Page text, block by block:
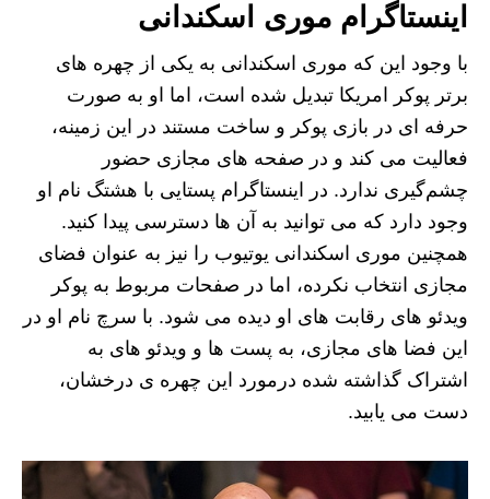
اینستاگرام موری اسکندانی
با وجود این که موری اسکندانی به یکی از چهره های
برتر پوکر امریکا تبدیل شده است، اما او به صورت
حرفه ای در بازی پوکر و ساخت مستند در این زمینه،
فعالیت می کند و در صفحه های مجازی حضور
چشم‌گیری ندارد. در اینستاگرام پستایی با هشتگ نام او
وجود دارد که می توانید به آن ها دسترسی پیدا کنید.
همچنین موری اسکندانی یوتیوب را نیز به عنوان فضای
مجازی انتخاب نکرده، اما در صفحات مربوط به پوکر
ویدئو های رقابت های او دیده می شود. با سرچ نام او در
این فضا های مجازی، به پست ها و ویدئو های به
اشتراک گذاشته شده درمورد این چهره ی درخشان،
دست می یابید.